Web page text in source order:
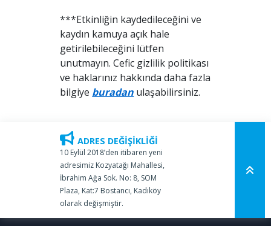
***Etkinliğin kaydedileceğini ve
kaydın kamuya açık hale
getirilebileceğini lütfen
unutmayın. Cefic gizlilik politikası
ve haklarınız hakkında daha fazla
bilgiye buradan ulaşabilirsiniz.
ADRES DEĞİŞİKLİĞİ
10 Eylül 2018’den itibaren yeni
adresimiz Kozyatağı Mahallesi,
İbrahim Ağa Sok. No: 8, SOM
Plaza, Kat:7 Bostancı, Kadıköy
olarak değişmiştir.